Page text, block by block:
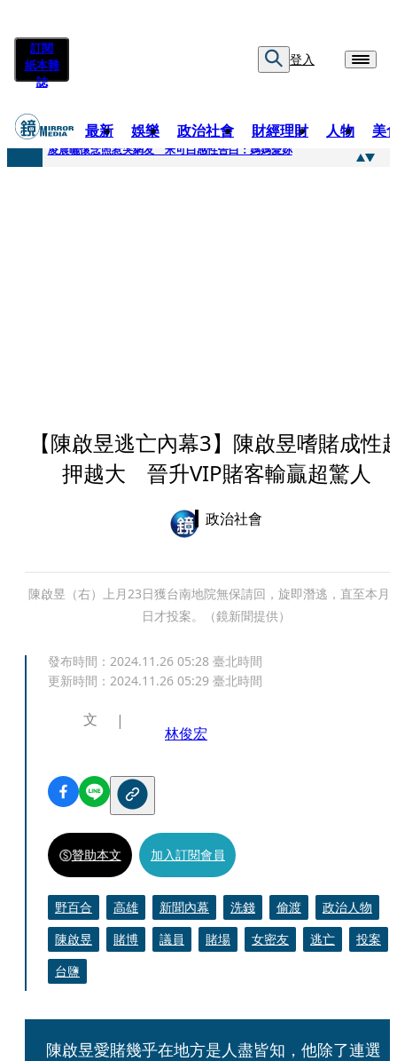
訂閱
紙本雜
誌
登入
最新 娛樂 政治社會 財經理財 人物 美
快訊
凌晨曬懷念照惹哭網友 米可白感性告白：媽媽愛妳
【陳啟昱逃亡內幕3】陳啟昱嗜賭成性
押越大 晉升VIP賭客輸贏超驚人
政治社會
陳啟昱（右）上月23日獲台南地院無保請回，旋即潛逃，直至本月
日才投案。（鏡新聞提供）
發布時間： 2024.11.26 05:28 臺北時間
更新時間： 2024.11.26 05:29 臺北時間
文
林俊宏
贊助本文 加入訂閱會員
野百合 高雄 新聞內幕 洗錢 偷渡
政治人物
陳啟昱
賭博 議員 賭場 女密友 逃亡
投案
台鹽
陳啟昱愛賭幾乎在地方是人盡皆知，他除了連選